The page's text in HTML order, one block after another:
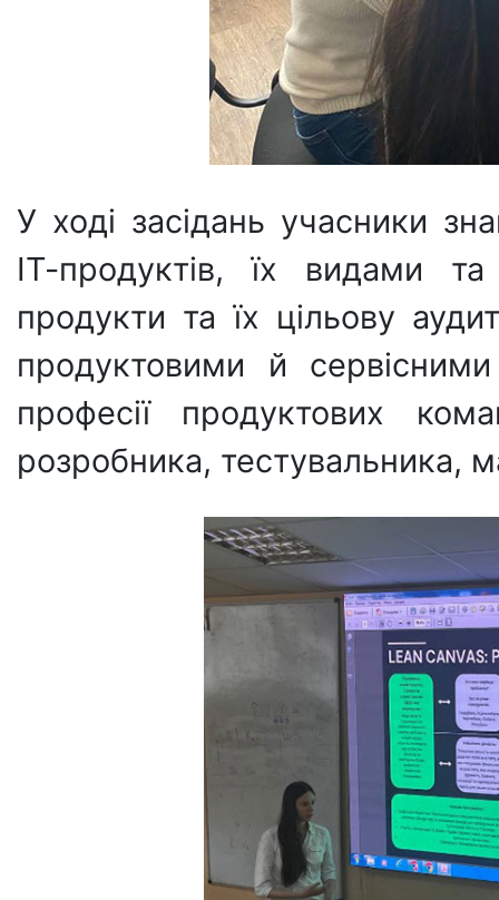
У ході засідань учасники
ІТ-продуктів, їх видами
продукти та їх цільову
продуктовими й
професії продуктових
розробника, тестувальника,